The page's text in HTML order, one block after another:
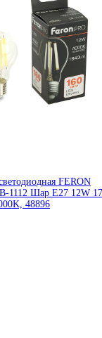
FERON
1112 Шар E27 12W
48896